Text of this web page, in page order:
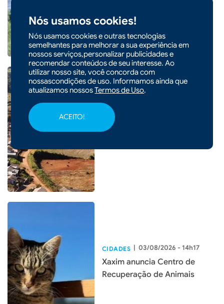
Nós usamos cookies!
Nós usamos cookies e outras tecnologias
semelhantes para melhorar a sua experiência em
nossos serviços,personalizar publicidades e
recomendar conteúdos de seu interesse. Ao
utilizar nosso site, você concorda com
nossascondições de uso. Informamos ainda que
atualizamos nossosTermos de Uso.
ACEITO! 03/08/2026 - 14h20
Acesso à Linha Pocinho será
CIDADES | 03/08/2026 - 14h17
Xaxim anuncia Centro de
Recuperação de Animais